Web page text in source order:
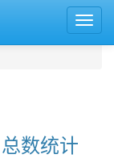
数统计